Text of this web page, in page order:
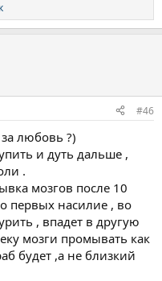
#46
любовь ?)
и дуть дальше ,
.
мозгов после 10
первых насилие , во
, впадет в другую
мозги промывать как
будет ,а не близкий